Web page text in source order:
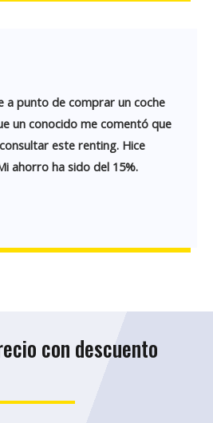
a punto de comprar un coche
un conocido me comentó que
este renting. Hice
ahorro ha sido del 15%.
con descuento